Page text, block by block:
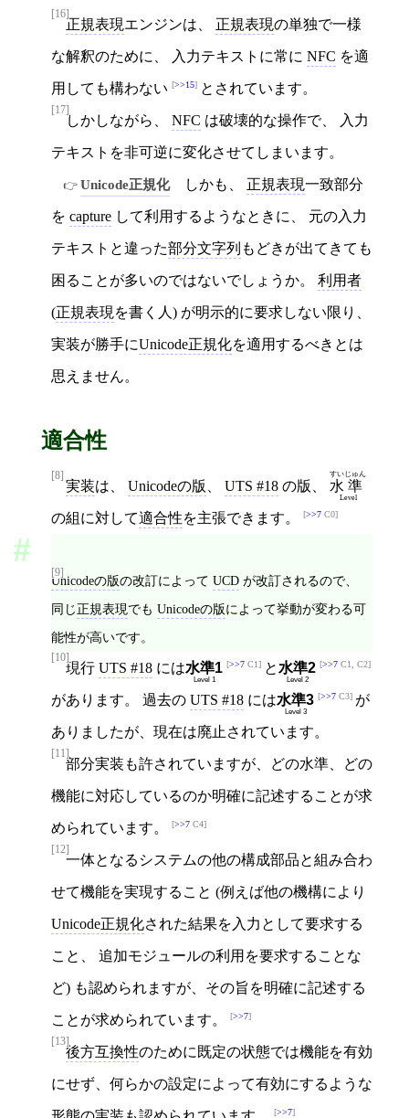
[16]
正規表現エンジンは、 正規表現の単独で一様
な解釈のために、 入力テキストに常に NFC を適
用しても構わない >>15 とされています。
[17]
しかしながら、 NFC は破壊的な操作で、 入力
テキストを非可逆に変化させてしまいます。
Unicode正規化 しかも、 正規表現一致部分
を capture して利用するようなときに、 元の入力
テキストと違った部分文字列 もどきが出てきても
困ることが多いのではないでしょうか。 利用者
(正規表現を書く人) が明示的に要求しない限り、
実装が勝手にUnicode正規化を適用するべきとは
思えません。
適合性
[8]
実装は、 Unicodeの版 UTS #18 の版、 水
すい
準
じゅん
Level
の組に対して適合性を主張できます。 >>7 C0
[9]
Unicodeの版の改訂によって UCD が改訂されるので、
同じ正規表現でも Unicodeの版によって挙動が変わる可
能性が高いです。
[10]
現行 UTS #18 には水準1
Level 1
>>7 C1 と 水準2
Level 2
>>7 C1, C2
があります。 過去の UTS #18 には水準3
Level 3
>>7 C3 が
ありましたが、現在は廃止されています。
[11]
部分実装も許されていますが、どの水準、どの
機能に対応しているのか明確に記述することが求
められています。 >>7 C4
[12]
一体となるシステムの他の構成部品と組み合わ
せて機能を実現すること (例えば他の機構により
Unicode正規化された結果を入力として要求する
こと、 追加モジュールの利用を要求することな
ど) も認められますが、その旨を明確に記述する
ことが求められています。 >>7
[13]
後方互換性のために既定の状態では機能を有効
にせず、何らかの設定によって有効にするような
>>7